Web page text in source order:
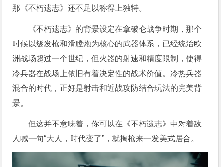
那《不朽遗志》还不足以称得上独特。
《不朽遗志》的背景设定在拿破仑战争时期，那个
时候以燧发枪和滑膛炮为核心的武器体系，已经统治欧
洲战场超过一个世纪，但火器的射速和精度限制，使得
冷兵器在战场上依旧有着决定性的战术价值。冷热兵器
混合的时代，正好是射击和近战攻防结合玩法的完美背
景。
但这并不意味着，你可以在《不朽遗志》中对着敌
人喊一句“大人，时代变了”，就掏枪来一发美式居合。